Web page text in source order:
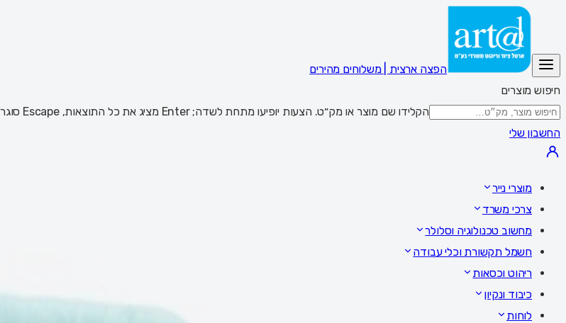
הפצה ארצית | משלוחים מהירים
חיפוש מוצרים
הקלידו שם מוצר או מק״ט. הצעות יופיעו מתחת לשדה; Enter מציג את כל התוצאות, Escape סוגר את ההצעות.
החשבון שלי
מוצרי נייר
צרכי משרד
מחשוב טכנולוגיה וסלולר
חשמל תקשורת וכלי עבודה
ריהוט וכסאות
כיבוד ונקיון
לוחות